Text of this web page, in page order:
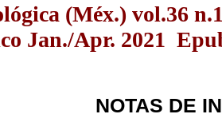
(Méx.) vol.36
Jan./Apr. 2021
NOTAS DE